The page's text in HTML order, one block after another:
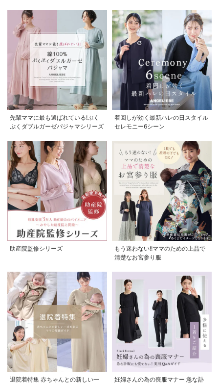
先輩ママに最も選ばれている!ぷく
ぷくダブルガーゼパジャマシリーズ
着回しが効く最新ハレの日スタイル
セレモニー6シーン
助産院監修シリーズ
もう迷わない!!ママのための上品で
清楚なお宮参り服
退院着特集 赤ちゃんとの新しい一
妊婦さんの為の喪服マナー 急な訃